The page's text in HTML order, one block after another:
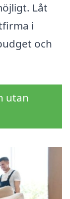
Låt
i
och
utan